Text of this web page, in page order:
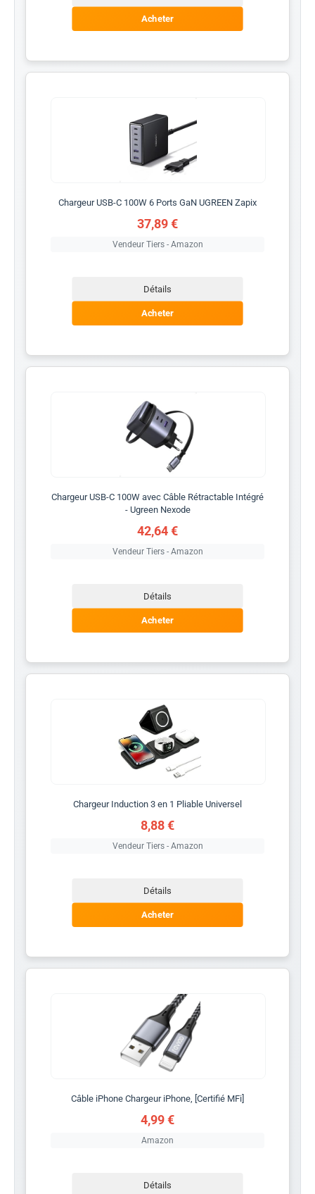
Acheter
Chargeur USB-C 100W 6 Ports GaN UGREEN Zapix
37,89 €
Vendeur Tiers - Amazon
Détails
Acheter
Chargeur USB-C 100W avec Câble Rétractable Intégré
- Ugreen Nexode
42,64 €
Vendeur Tiers - Amazon
Détails
Acheter
Chargeur Induction 3 en 1 Pliable Universel
8,88 €
Vendeur Tiers - Amazon
Détails
Acheter
Câble iPhone Chargeur iPhone, [Certifié MFi]
4,99 €
Amazon
Détails